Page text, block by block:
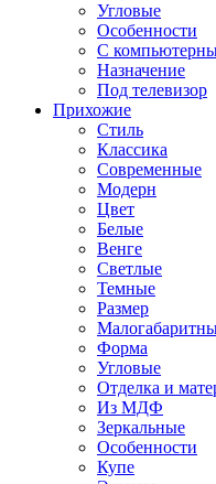
Угловые
Особенности
С
Назначение
Под телевизор
Прихожие
Стиль
Классика
Современные
Модерн
Цвет
Белые
Венге
Светлые
Темные
Размер
Форма
Угловые
Отделка и
Из МДФ
Зеркальные
Особенности
Купе